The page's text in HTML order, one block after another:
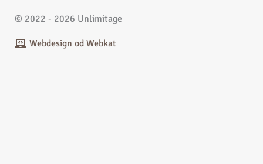
© 2022 - 2026 Unlimitage
Webdesign od Webkat